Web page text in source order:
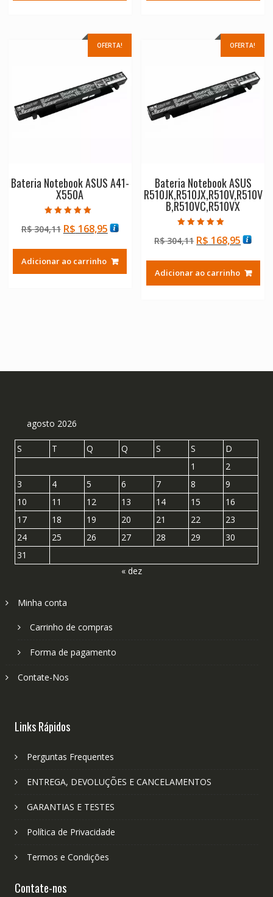
OFERTA!
Bateria Notebook ASUS A41-
X550A
5.00
de 5
R$304,11 O
original
era:
R$ 168,95O
atual
é:
Adicionar ao carrinho
OFERTA!
Bateria Notebook ASUS
R510JK,R510JX,R510V,R510V
B,R510VC,R510VX
5.00
de 5
R$304,11 O
original
era:
R$ 168,95O
atual
é:
Adicionar ao carrinho
agosto 2026
S T Q Q S S
D
1
2
3
4 5 6 7 8
9
10
11 12 13 14 15
16
17
18 19 20 21 22
23
24
25 26 27 28 29
30
31
« dez
Minha conta
Carrinho de compras
Forma de pagamento
Contate-Nos
Links Rápidos
Perguntas Frequentes
ENTREGA, DEVOLUÇÕES E CANCELAMENTOS
GARANTIAS E TESTES
Política de Privacidade
Termos e Condições
Contate-nos